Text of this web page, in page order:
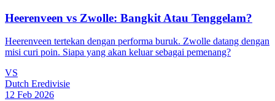
Heerenveen vs Zwolle: Bangkit Atau Tenggelam?
Heerenveen tertekan dengan performa buruk. Zwolle datang dengan
misi curi poin. Siapa yang akan keluar sebagai pemenang?
VS
Dutch Eredivisie
12 Feb 2026